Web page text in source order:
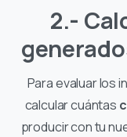
2.-
Para evaluar los
calcular cuántas
producir con tu